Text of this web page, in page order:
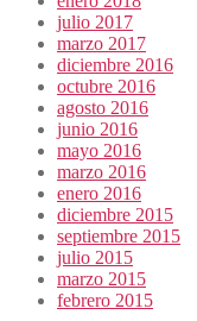
julio 2017
marzo 2017
diciembre 2016
octubre 2016
agosto 2016
junio 2016
mayo 2016
marzo 2016
enero 2016
diciembre 2015
septiembre 2015
julio 2015
marzo 2015
febrero 2015